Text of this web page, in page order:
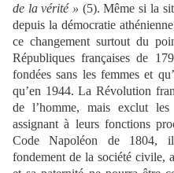
de la vérité » (5). Même si la
depuis la démocratie
ce changement surtout du
Républiques françaises de
fondées sans les femmes et
qu’en 1944. La Révolution
de l’homme, mais exclut
assignant à leurs fonctions
Code Napoléon de 1804,
fondement de la société civile,